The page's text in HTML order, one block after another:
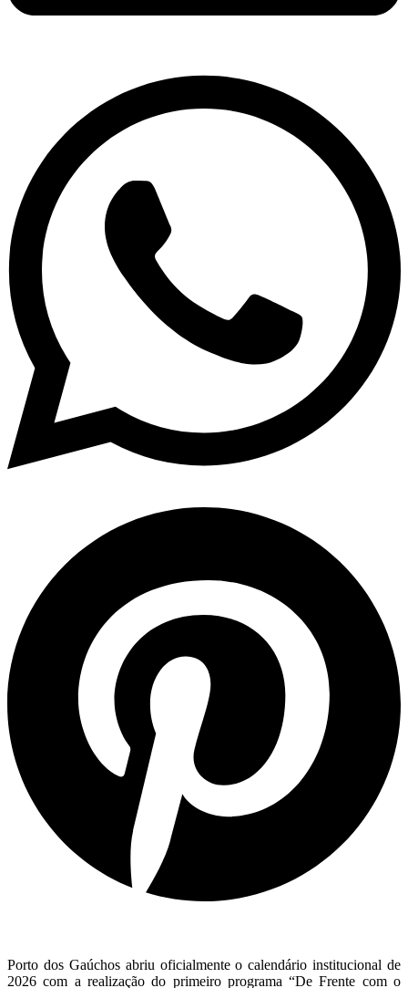
Porto dos Gaúchos abriu oficialmente o calendário institucional de
2026 com a realização do primeiro programa “De Frente com o